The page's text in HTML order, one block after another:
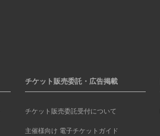
チケット販売委託・広告掲載
チケット販売委託受付について
主催様向け 電子チケットガイド